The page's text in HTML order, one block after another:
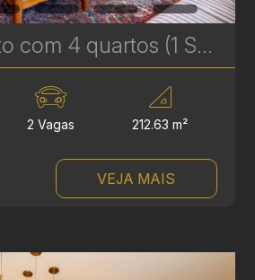
Apartamento com 4 quartos (1 Suíte) à Venda no Batel - 212 m² - Próximo à Praça da Espanha | Ref. 681
2 Vagas 212.63 m²
VEJA MAIS